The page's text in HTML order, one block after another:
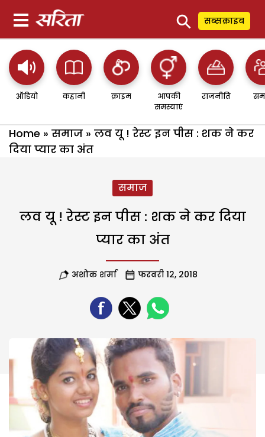
⚲ सब्सक्राइब
ऑडियो कहानी क्राइम
आपकी
समस्याएं
राजनीति
Home » समाज » लव यू ! रेस्ट इन पीस : शक ने कर
दिया प्यार का अंत
समाज
लव यू ! रेस्ट इन पीस : शक ने कर दिया
प्यार का अंत
अशोक शर्मा फरवरी 12, 2018